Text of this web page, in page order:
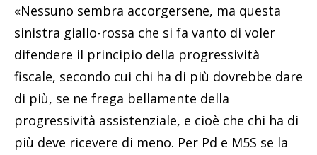
«Nessuno sembra accorgersene, ma questa
sinistra giallo-rossa che si fa vanto di voler
difendere il principio della progressività
fiscale, secondo cui chi ha di più dovrebbe dare
di più, se ne frega bellamente della
progressività assistenziale, e cioè che chi ha di
più deve ricevere di meno. Per Pd e M5S se la